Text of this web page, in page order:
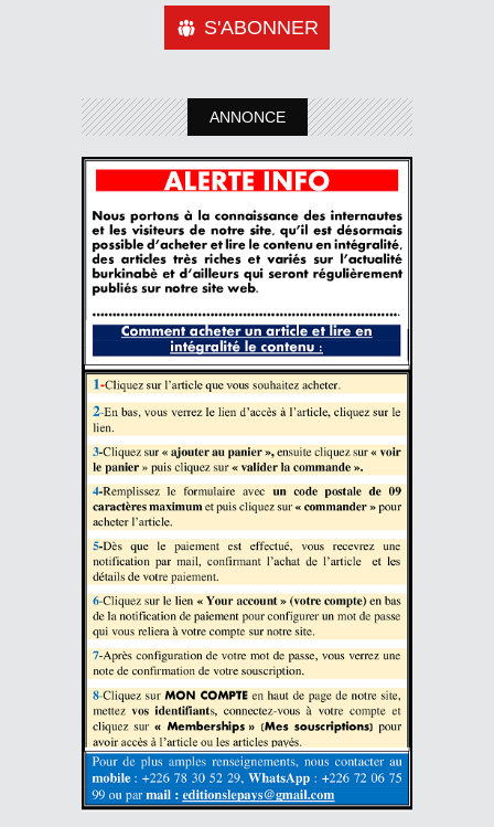
S'ABONNER
ANNONCE